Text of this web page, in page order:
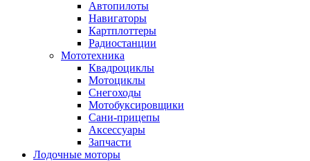
Автопилоты
Навигаторы
Картплоттеры
Радиостанции
Мототехника
Квадроциклы
Мотоциклы
Снегоходы
Мотобуксировщики
Сани-прицепы
Аксессуары
Запчасти
Лодочные моторы